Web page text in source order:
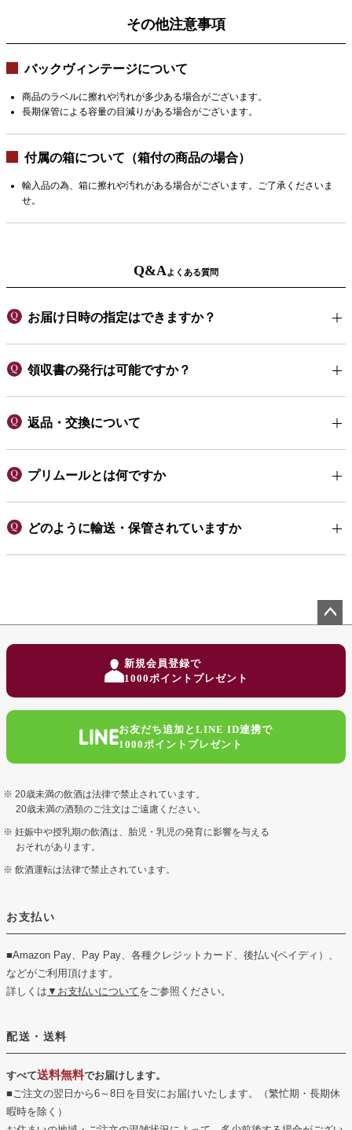
その他注意事項
バックヴィンテージについて
商品のラベルに擦れや汚れが多少ある場合がございます。
長期保管による容量の目減りがある場合がございます。
付属の箱について（箱付の商品の場合）
輸入品の為、箱に擦れや汚れがある場合がございます。ご了承くださいま
せ。
Q&Aよくある質問
お届け日時の指定はできますか？
領収書の発行は可能ですか？
返品・交換について
プリムールとは何ですか
どのように輸送・保管されていますか
新規会員登録で
1000ポイントプレゼント
お友だち追加とLINE ID連携で
1000ポイントプレゼント
20歳未満の飲酒は法律で禁止されています。
20歳未満の酒類のご注文はご遠慮ください。
妊娠中や授乳期の飲酒は、胎児・乳児の発育に影響を与える
おそれがあります。
飲酒運転は法律で禁止されています。
お支払い
■Amazon Pay、Pay Pay、各種クレジットカード、後払い(ペイディ）、
などがご利用頂けます。
詳しくは ▼お支払いについてをご参照ください。
配送・送料
すべて送料無料でお届けします。
■ご注文の翌日から6～8日を目安にお届けいたします。（繁忙期・長期休
暇時を除く）